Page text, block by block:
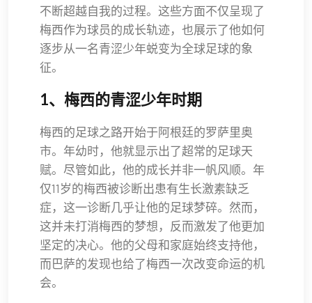
不断超越自我的过程。这些方面不仅呈现了
梅西作为球员的成长轨迹，也展示了他如何
逐步从一名青涩少年蜕变为全球足球的象
征。
1、梅西的青涩少年时期
梅西的足球之路开始于阿根廷的罗萨里奥
市。年幼时，他就显示出了超常的足球天
赋。尽管如此，他的成长并非一帆风顺。年
仅11岁的梅西被诊断出患有生长激素缺乏
症，这一诊断几乎让他的足球梦碎。然而，
这并未打消梅西的梦想，反而激发了他更加
坚定的决心。他的父母和家庭始终支持他，
而巴萨的发现也给了梅西一次改变命运的机
会。